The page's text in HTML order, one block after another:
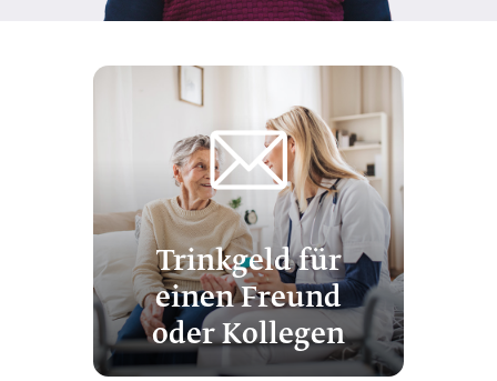
Trinkgeld für
einen Freund
oder Kollegen